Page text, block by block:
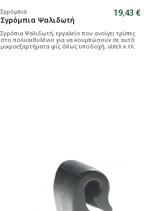
Σγρόμπια
Σγρόμπια Ψαλιδωτή
19,43 €
Σγρόπια Ψαλιδωτή, εργαλείο που ανοίγει τρύπες
στο πολυαιθυλένιο για να κουμπώσουν σε αυτό
μικροεξαρτήματα φίς όπως υποδοχή, νίπελ κ.τλ.